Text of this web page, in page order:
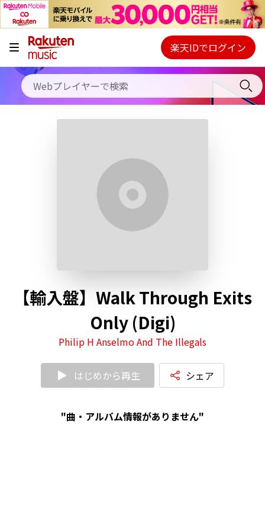
キャンペーン
料金プラン
使い方
Webプレイヤー
ご契約内容の確認・変更
楽天IDでログイン
【輸入盤】Walk Through Exits
Only (Digi)
Philip H Anselmo And The Illegals
はじめから再生 シェア
"曲・アルバム情報がありません"